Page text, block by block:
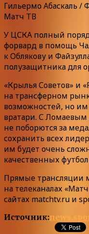
Гильермо Абаскаль
Матч ТВ
У ЦСКА полный
форвард в помощь
к Облякову и
полузащитника для
«Крылья Советов» и
на трансферном
возможностей, но
вратари. С
не поборются за
сохранить всех
им будет очень
качественных
Прямые трансляции
на телеканалах
сайтах matchtv.ru и
Источник: